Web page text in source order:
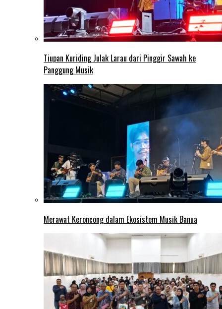
Tiupan Kuriding Julak Larau dari Pinggir Sawah ke
Panggung Musik
Merawat Keroncong dalam Ekosistem Musik Banua